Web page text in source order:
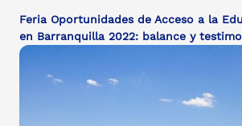
Feria Oportunidades de Acceso a la
en Barranquilla 2022: balance y